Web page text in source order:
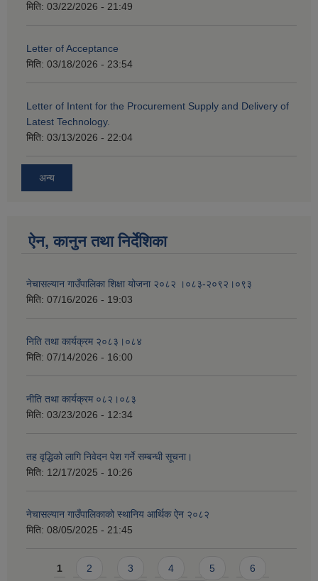
मिति: 03/22/2026 - 21:49
Letter of Acceptance
मिति: 03/18/2026 - 23:54
Letter of Intent for the Procurement Supply and Delivery of
Latest Technology.
मिति: 03/13/2026 - 22:04
अन्य
ऐन, कानुन तथा निर्देशिका
नेचासल्यान गाउँपालिका शिक्षा योजना २०८२ ।०८३-२०९२।०९३
मिति: 07/16/2026 - 19:03
निति तथा कार्यक्रम २०८३।०८४
मिति: 07/14/2026 - 16:00
नीति तथा कार्यक्रम ०८२।०८३
मिति: 03/23/2026 - 12:34
तह वृद्धिको लागि निवेदन पेश गर्ने सम्बन्धी सूचना।
मिति: 12/17/2025 - 10:26
नेचासल्यान गाउँपालिकाको स्थानिय आर्थिक ऐन २०८२
मिति: 08/05/2025 - 21:45
Pages
1 2 3 4 5 6